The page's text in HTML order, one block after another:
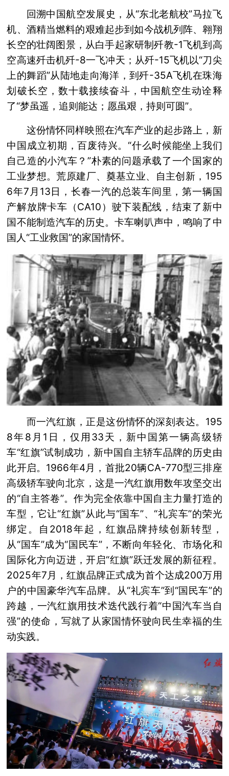
回溯中国航空发展史，从“东北老航校”马拉飞
机、酒精当燃料的艰难起步到如今战机列阵、翱翔
长空的壮阔图景，从白手起家研制歼教-1飞机到高
空高速歼击机歼-8一飞冲天；从歼-15飞机以“刀尖
上的舞蹈”从陆地走向海洋，到歼-35A飞机在珠海
划破长空，数十载接续奋斗，中国航空生动诠释
了“梦虽遥，追则能达；愿虽艰，持则可圆”。
这份情怀同样映照在汽车产业的起步路上，新
中国成立初期，百废待兴。“什么时候能坐上我们
自己造的小汽车？”朴素的问题承载了一个国家的
工业梦想。荒原建厂、奠基立业、自主创新，195
6年7月13日，长春一汽的总装车间里，第一辆国
产解放牌卡车（CA10）驶下装配线，结束了新中
国不能制造汽车的历史。卡车喇叭声中，鸣响了中
国人“工业救国”的家国情怀。
而一汽红旗，正是这份情怀的深刻表达。195
8年8月1日，仅用33天，新中国第一辆高级轿
车“红旗”试制成功，新中国自主轿车品牌的历史由
此开启。1966年4月，首批20辆CA-770型三排座
高级轿车驶向北京，这是一汽红旗用数年攻坚交出
的“自主答卷”。作为完全依靠中国自主力量打造的
车型，它让“红旗”从此与“国车”、“礼宾车”的荣光
绑定。自2018年起，红旗品牌持续创新转型，
从“国车”成为“国民车”，不断向年轻化、市场化和
国际化方向迈进，开启“红旗”跃迁发展的新征程。
2025年7月，红旗品牌正式成为首个达成200万用
户的中国豪华汽车品牌。从“礼宾车”到“国民车”的
跨越，一汽红旗用技术迭代践行着“中国汽车当自
强”的使命，写就了从家国情怀驶向民生幸福的生
动实践。